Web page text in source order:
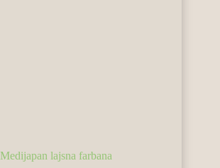
Medijapan lajsna farbana